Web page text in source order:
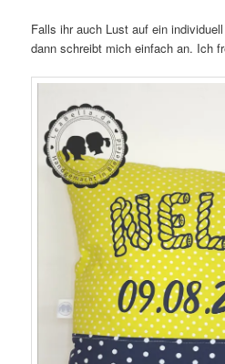
Falls ihr auch Lust auf ein
dann schreibt mich einfach an. Ich